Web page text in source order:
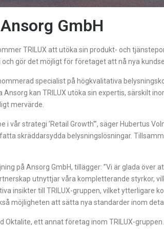
GmbH
TRILUX att utöka sin produkt- och
gör det möjligt för företaget att nå nya
specialist på högkvalitativa
Ansorg kan TRILUX utöka sin expertis, särskilt
mervärde.
i vår strategi ’Retail Growth'”, säger Hubertus
skräddarsydda belysningslösningar.
på Ansorg GmbH, tillägger: ”Vi är glada
utnyttjar våra kompletterande styrkor,
insikter till TRILUX-gruppen, vilket
möjligheten att sätta nya standarder inom
ett annat företag inom TRILUX-